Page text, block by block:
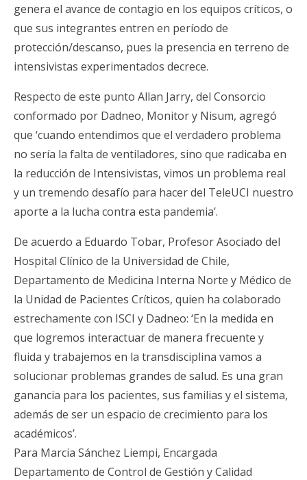
genera el avance de contagio en los equipos críticos, o
que sus integrantes entren en período de
protección/descanso, pues la presencia en terreno de
intensivistas experimentados decrece.
Respecto de este punto Allan Jarry, del Consorcio
conformado por Dadneo, Monitor y Nisum, agregó
que ‘cuando entendimos que el verdadero problema
no sería la falta de ventiladores, sino que radicaba en
la reducción de Intensivistas, vimos un problema real
y un tremendo desafío para hacer del TeleUCI nuestro
aporte a la lucha contra esta pandemia’.
De acuerdo a Eduardo Tobar, Profesor Asociado del
Hospital Clínico de la Universidad de Chile,
Departamento de Medicina Interna Norte y Médico de
la Unidad de Pacientes Críticos, quien ha colaborado
estrechamente con ISCI y Dadneo: ‘En la medida en
que logremos interactuar de manera frecuente y
fluida y trabajemos en la transdisciplina vamos a
solucionar problemas grandes de salud. Es una gran
ganancia para los pacientes, sus familias y el sistema,
además de ser un espacio de crecimiento para los
académicos’.
Para Marcia Sánchez Liempi, Encargada
Departamento de Control de Gestión y Calidad